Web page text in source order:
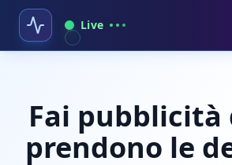
Live
Fai pubblicità
prendono le